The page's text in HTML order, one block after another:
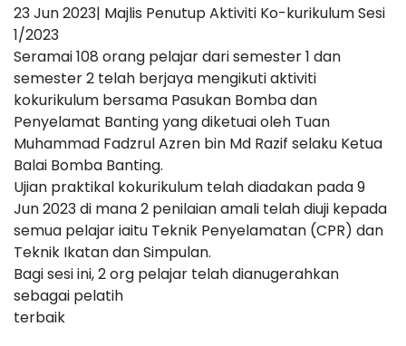
23 Jun 2023| Majlis Penutup Aktiviti Ko-kurikulum Sesi
1/2023
Seramai 108 orang pelajar dari semester 1 dan
semester 2 telah berjaya mengikuti aktiviti
kokurikulum bersama Pasukan Bomba dan
Penyelamat Banting yang diketuai oleh Tuan
Muhammad Fadzrul Azren bin Md Razif selaku Ketua
Balai Bomba Banting.
Ujian praktikal kokurikulum telah diadakan pada 9
Jun 2023 di mana 2 penilaian amali telah diuji kepada
semua pelajar iaitu Teknik Penyelamatan (CPR) dan
Teknik Ikatan dan Simpulan.
Bagi sesi ini, 2 org pelajar telah dianugerahkan
sebagai pelatih
terbaik